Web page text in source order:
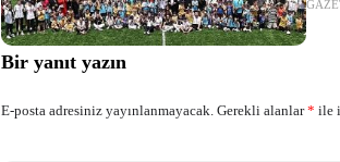
yeni
Bir yanıt yazın
E-posta adresiniz yayınlanmayacak. Gerekli alanlar* ile